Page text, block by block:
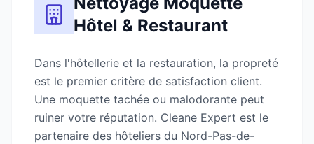
Hôtel & Restaurant
Dans l'hôtellerie et la restauration, la propreté
est le premier critère de satisfaction client.
Une moquette tachée ou malodorante peut
ruiner votre réputation. Cleane Expert est le
partenaire des hôteliers du Nord-Pas-de-